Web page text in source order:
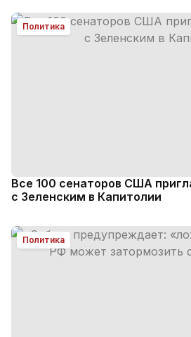
Политика
Все 100 сенаторов США
с Зеленским в Капитолии
Политика